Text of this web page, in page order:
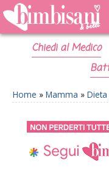
Chiedi al Medico
Home » Mamma »